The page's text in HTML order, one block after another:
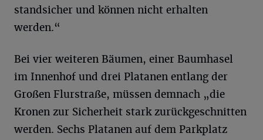
standsicher und können nicht erhalten
werden.“
Bei vier weiteren Bäumen, einer Baumhasel
im Innenhof und drei Platanen entlang der
Großen Flurstraße, müssen demnach „die
Kronen zur Sicherheit stark zurückgeschnitten
werden. Sechs Platanen auf dem Parkplatz